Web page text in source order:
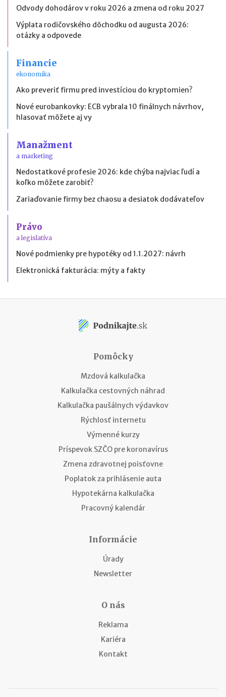
Odvody dohodárov v roku 2026 a zmena od roku 2027
Výplata rodičovského dôchodku od augusta 2026:
otázky a odpovede
Financie
ekonomika
Ako preveriť firmu pred investíciou do kryptomien?
Nové eurobankovky: ECB vybrala 10 finálnych návrhov,
hlasovať môžete aj vy
Manažment
a marketing
Nedostatkové profesie 2026: kde chýba najviac ľudí a
koľko môžete zarobiť?
Zariaďovanie firmy bez chaosu a desiatok dodávateľov
Právo
a legislatíva
Nové podmienky pre hypotéky od 1.1.2027: návrh
Elektronická fakturácia: mýty a fakty
Pomôcky
Mzdová kalkulačka
Kalkulačka cestovných náhrad
Kalkulačka paušálnych výdavkov
Rýchlosť internetu
Výmenné kurzy
Príspevok SZČO pre koronavírus
Zmena zdravotnej poisťovne
Poplatok za prihlásenie auta
Hypotekárna kalkulačka
Pracovný kalendár
Informácie
Úrady
Newsletter
O nás
Reklama
Kariéra
Kontakt